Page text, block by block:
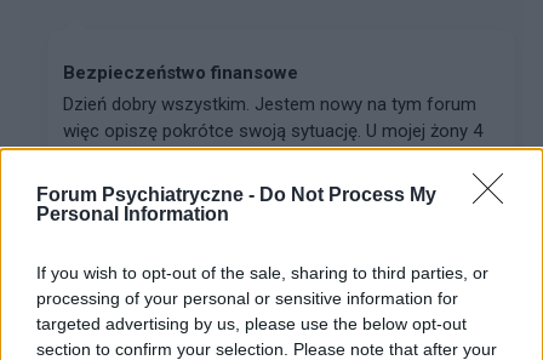
Forum Psychiatryczne - Do Not Process My
Personal Information
If you wish to opt-out of the sale, sharing to third parties, or
processing of your personal or sensitive information for
targeted advertising by us, please use the below opt-out
section to confirm your selection. Please note that after your
Bezpieczeństwo finansowe
Dzień dobry wszystkim. Jestem nowy na tym forum
więc opiszę pokrótce swoją sytuację. U mojej żony 4
lata temu zdiagnozowano CHAD, gdy była w fazie
hipomanii. Wcześniej leczyła się na depresję. Od t...
talma
Forum: Po godzinach